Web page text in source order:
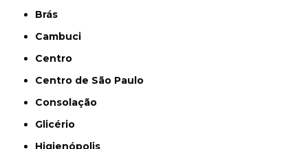
Brás
Cambuci
Centro
Centro de São Paulo
Consolação
Glicério
Higienópolis